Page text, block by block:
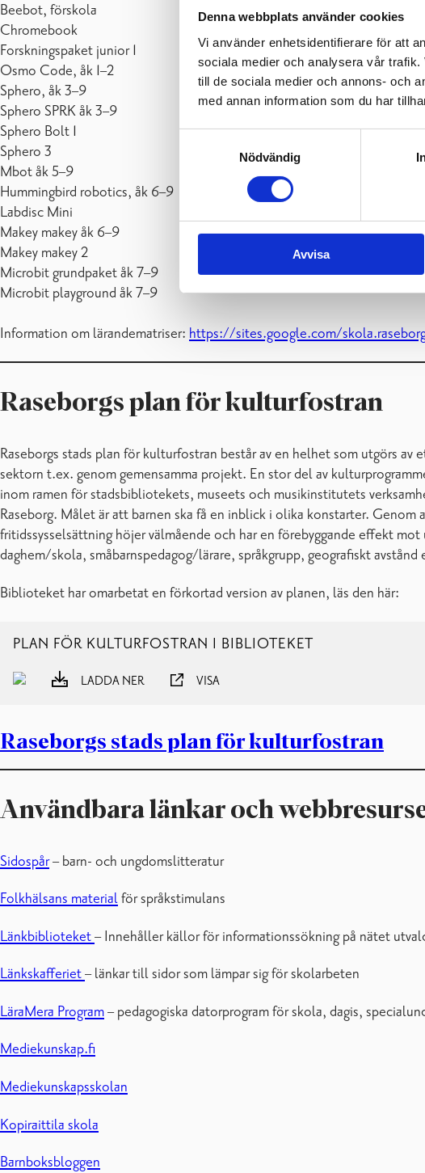
Denna webbplats använder cookies
Vi använder enhetsidentifierare för att
sociala medier och analysera vår
till de sociala medier och annons- och
med annan information som du har
Nödvändig
Avvisa
Beebot, förskola
Chromebook
Forskningspaket junior 1
Osmo Code, åk 1–2
Sphero, åk 3–9
Sphero SPRK åk 3–9
Sphero Bolt 1
Sphero 3
Mbot åk 5–9
Hummingbird robotics, åk 6–9
Labdisc Mini
Makey makey åk 6–9
Makey makey 2
Microbit grundpaket åk 7–9
Microbit playground åk 7–9
Information om lärandematriser: https://sites.google.com/
Raseborgs plan för kulturfostran
Raseborgs stads plan för kulturfostran består av en helhet som utgörs
sektorn t.ex. genom gemensamma projekt. En stor del av
inom ramen för stadsbibliotekets, museets och musikinstitutets
Raseborg. Målet är att barnen ska få en inblick i olika konstarter.
fritidssysselsättning höjer välmående och har en förebyggande effekt
daghem/skola, småbarnspedagog/lärare, språkgrupp, geografiskt
Biblioteket har omarbetat en förkortad version av planen, läs
PLAN FÖR KULTURFOSTRAN I BIBLIOTEKET
LADDA NER VISA
Raseborgs stads plan för kulturfostran
Användbara länkar och
Sidospår– barn- och ungdomslitteratur
Folkhälsans materialför språkstimulans
Länkbiblioteket– Innehåller källor för informationssökning på nätet
Länkskafferiet– länkar till sidor som lämpar sig för skolarbeten
LäraMera Program– pedagogiska datorprogram för skola, dagis,
Mediekunskap.fi
Mediekunskapsskolan
Kopiraittila skola
Barnboksbloggen